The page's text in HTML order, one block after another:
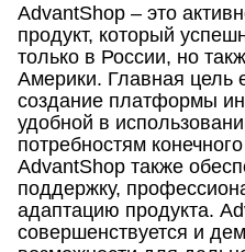
AdvantShop – это
продукт, который
только в России, но
Америки. Главная цель
создание платформы
удобной в
потребностям
AdvantShop также
поддержку,
адаптацию продукта.
совершенствуется и